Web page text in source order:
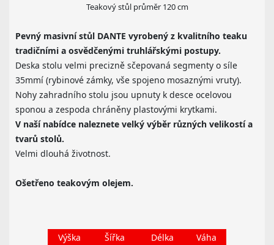
Teakový stůl průměr 120 cm
Pevný masivní stůl DANTE vyrobený z kvalitního teaku
tradičními a osvědčenými truhlářskými postupy.
Deska stolu velmi precizně sčepovaná segmenty o síle
35mmí (rybinové zámky, vše spojeno mosaznými vruty).
Nohy zahradního stolu jsou upnuty k desce ocelovou
sponou a zespoda chráněny plastovými krytkami.
V naší nabídce naleznete velký výběr různých velikostí a
tvarů stolů.
Velmi dlouhá životnost.
Ošetřeno teakovým olejem.
Výška
Šířka
Délka
Váha